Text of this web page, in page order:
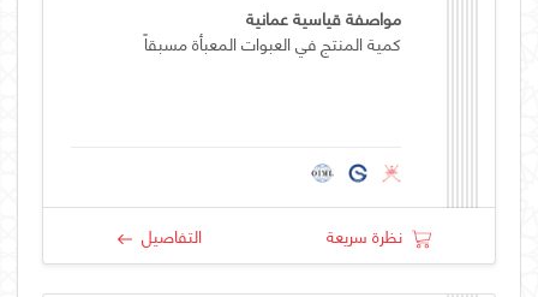
مواصفة قياسية عمانية
كمية المنتج في العبوات المعبأة مسبقاً
نظرة سريعة التفاصيل